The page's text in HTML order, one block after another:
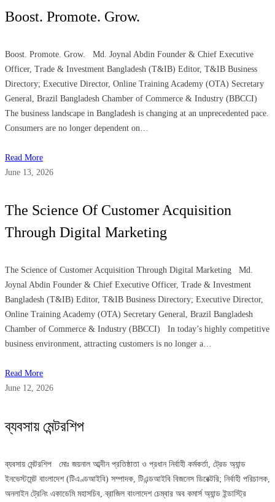
Boost. Promote. Grow.
Boost. Promote. Grow. Md. Joynal Abdin Founder & Chief Executive
Officer, Trade & Investment Bangladesh (T&IB) Editor, T&IB Business
Directory; Executive Director, Online Training Academy (OTA) Secretary
General, Brazil Bangladesh Chamber of Commerce & Industry (BBCCI)
The business landscape in Bangladesh is changing at an unprecedented pace.
Consumers are no longer dependent on…
Read More
June 13, 2026
The Science Of Customer Acquisition
Through Digital Marketing
The Science of Customer Acquisition Through Digital Marketing Md.
Joynal Abdin Founder & Chief Executive Officer, Trade & Investment
Bangladesh (T&IB) Editor, T&IB Business Directory; Executive Director,
Online Training Academy (OTA) Secretary General, Brazil Bangladesh
Chamber of Commerce & Industry (BBCCI) In today’s highly competitive
business environment, attracting customers is no longer a…
Read More
June 12, 2026
ব্যবসায় মেন্টরশিপ
ব্যবসায় মেন্টরশিপ মোঃ জয়নাল আব্দীন প্রতিষ্ঠাতা ও প্রধান নির্বাহী কর্মকর্তা, ট্রেড অ্যান্ড
ইনভেস্টমেন্ট বাংলাদেশ (টিএণ্ডআইবি) সম্পাদক, টিএন্ডআইবি বিজনেস ডিরেক্টরি; নির্বাহী পরিচালক,
অনলাইন ট্রেনিং একাডেমি মহাসচিব, ব্রাজিল বাংলাদেশ চেম্বার অব কমার্স অ্যান্ড ইন্ডাস্ট্রি